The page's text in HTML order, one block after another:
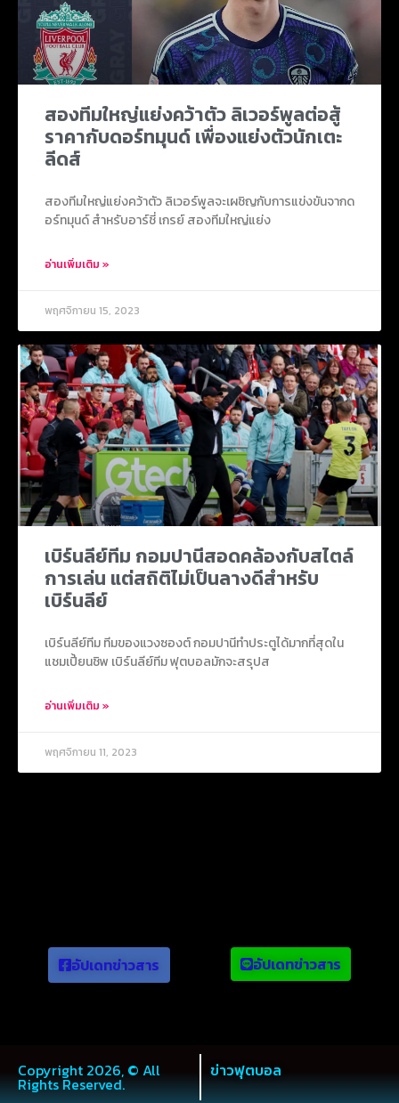
สองทีมใหญ่แย่งคว้าตัว ลิเวอร์พูลต่อสู้
ราคากับดอร์ทมุนด์ เพื่องแย่งตัวนักเตะ
ลีดส์
สองทีมใหญ่แย่งคว้าตัว ลิเวอร์พูลจะเผชิญกับการแข่งขันจากด
อร์ทมุนด์ สำหรับอาร์ชี่ เกรย์ สองทีมใหญ่แย่ง
อ่านเพิ่มเติม »
พฤศจิกายน 15, 2023
เบิร์นลีย์ทีม กอมปานีสอดคล้องกับสไตล์
การเล่น แต่สถิติไม่เป็นลางดีสำหรับ
เบิร์นลีย์
เบิร์นลีย์ทีม ทีมของแวงซองต์ กอมปานีทำประตูได้มากที่สุดใน
แชมเปี้ยนชิพ เบิร์นลีย์ทีม ฟุตบอลมักจะสรุปส
อ่านเพิ่มเติม »
พฤศจิกายน 11, 2023
อัปเดทข่าวสาร อัปเดทข่าวสาร
Copyright 2026, © All
Rights Reserved.
ข่าวฟุตบอล